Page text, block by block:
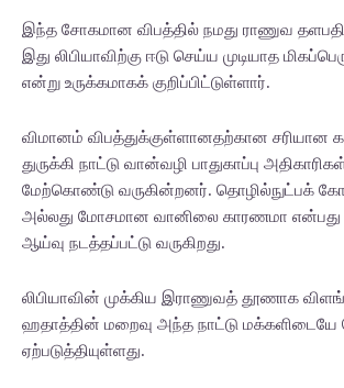
இந்த சோகமான விபத்தில் நமது ராணுவ தளபதி
இது லிபியாவிற்கு ஈடு செய்ய முடியாத
என்று உருக்கமாகக் குறிப்பிட்டுள்ளார்.
விமானம் விபத்துக்குள்ளானதற்கான சரியான
துருக்கி நாட்டு வான்வழி பாதுகாப்பு
மேற்கொண்டு வருகின்றனர். தொழில்நுட்பக்
அல்லது மோசமான வானிலை காரணமா என்பது
ஆய்வு நடத்தப்பட்டு வருகிறது.
லிபியாவின் முக்கிய இராணுவத் தூணாக
ஹதாத்தின் மறைவு அந்த நாட்டு
ஏற்படுத்தியுள்ளது.